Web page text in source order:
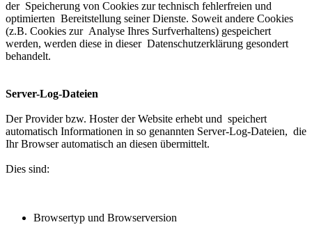
der Speicherung von Cookies zur technisch fehlerfreien und
optimierten Bereitstellung seiner Dienste. Soweit andere Cookies
(z.B. Cookies zur Analyse Ihres Surfverhaltens) gespeichert
werden, werden diese in dieser Datenschutzerklärung gesondert
behandelt.
Server-Log-Dateien
Der Provider bzw. Hoster der Website erhebt und speichert
automatisch Informationen in so genannten Server-Log-Dateien, die
Ihr Browser automatisch an diesen übermittelt.
Dies sind:
Browsertyp und Browserversion